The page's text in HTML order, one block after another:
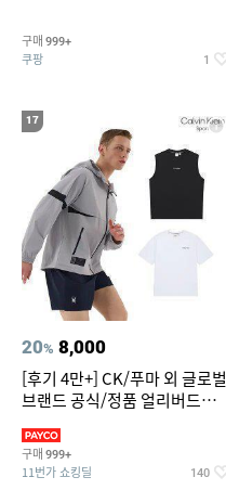
구매 999+
쿠팡 1
17
20% 8,000
[후기 4만+] CK/푸마 외 글로벌
브랜드 공식/정품 얼리버드
구매 999+
11번가 쇼킹딜 140